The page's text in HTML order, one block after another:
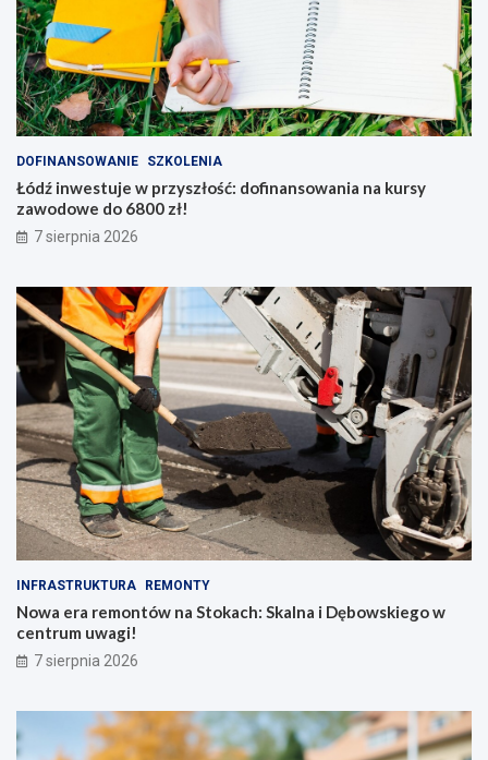
e
d
r
o
g
o
e
s
p
o
t
y
k
h
i
s
t
i
ę
DOFINANSOWANIE SZKOLENIA
Łódź inwestuje w przyszłość: dofinansowania na kursy
zawodowe do 6800 zł!
7 sierpnia 2026
INFRASTRUKTURA REMONTY
Nowa era remontów na Stokach: Skalna i Dębowskiego w
centrum uwagi!
7 sierpnia 2026